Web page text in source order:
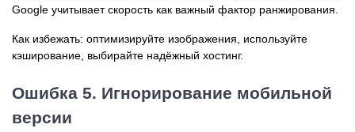
Google учитывает скорость как важный фактор ранжирования.
Как избежать: оптимизируйте изображения, используйте
кэширование, выбирайте надёжный хостинг.
Ошибка 5. Игнорирование мобильной
версии